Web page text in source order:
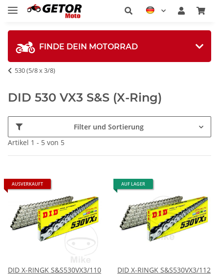
FINDE DEIN MOTORRAD
530 (5/8 x 3/8)
DID 530 VX3 S&S (X-Ring)
Filter und Sortierung
Artikel 1 - 5 von 5
AUSVERKAUFT
DID X-RINGK S&S530VX3/110
AUF LAGER
DID X-RINGK S&S530VX3/112